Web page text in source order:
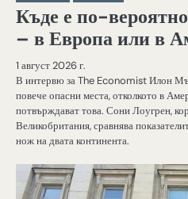
Къде е по-
– в Европа или в
1 август 2026 г.
В интервю за The Economist Илон
повече опасни места, отколкото в
потвърждават това. Сони Лоугрен,
Великобритания, сравнява
нож на двата континента.